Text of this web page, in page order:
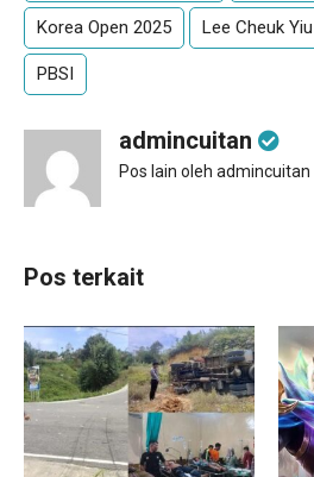
Korea Open 2025 Lee Cheuk Yiu
PBSI
admincuitan
Pos lain oleh admincuitan
Pos terkait